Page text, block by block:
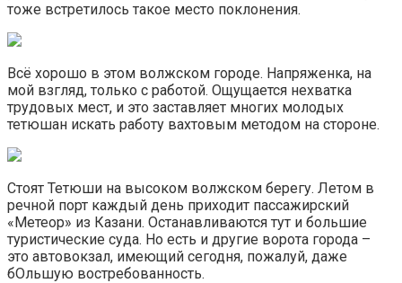
тоже встретилось такое место поклонения.
Всё хорошо в этом волжском городе. Напряженка, на
мой взгляд, только с работой. Ощущается нехватка
трудовых мест, и это заставляет многих молодых
тетюшан искать работу вахтовым методом на стороне.
Стоят Тетюши на высоком волжском берегу. Летом в
речной порт каждый день приходит пассажирский
«Метеор» из Казани. Останавливаются тут и большие
туристические суда. Но есть и другие ворота города –
это автовокзал, имеющий сегодня, пожалуй, даже
бОльшую востребованность.